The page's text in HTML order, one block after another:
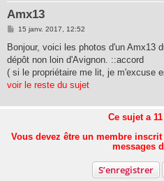
Amx13
M
s
a
g
15 janv. 2017, 12:52
Bonjour, voici les photos d'un Amx13
dépôt non loin d'Avignon. ::accord
( si le propriétaire me lit, je m'excuse
voir le reste du sujet
Ce sujet a 11
Vous devez être un membre
messages
S’enregistrer